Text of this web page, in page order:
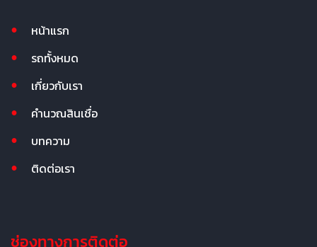
หน้าแรก
รถทั้งหมด
เกี่ยวกับเรา
คำนวณสินเชื่อ
บทความ
ติดต่อเรา
ช่องทางการติดต่อ